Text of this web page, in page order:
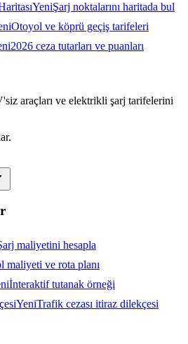
YeniŞarj noktalarını haritada bul
Otoyol ve köprü geçiş tarifeleri
2026 ceza tutarları ve puanları
araçları ve elektrikli şarj tarifelerini
maliyetini hesapla
maliyeti ve rota planı
İnteraktif tutanak örneği
YeniTrafik cezası itiraz dilekçesi